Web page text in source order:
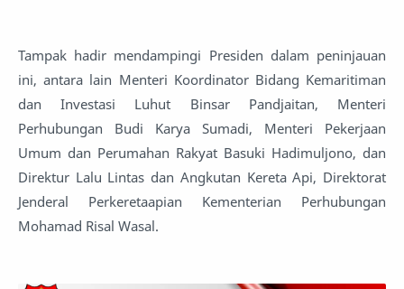
Tampak hadir mendampingi Presiden dalam peninjauan
ini, antara lain Menteri Koordinator Bidang Kemaritiman
dan Investasi Luhut Binsar Pandjaitan, Menteri
Perhubungan Budi Karya Sumadi, Menteri Pekerjaan
Umum dan Perumahan Rakyat Basuki Hadimuljono, dan
Direktur Lalu Lintas dan Angkutan Kereta Api, Direktorat
Jenderal Perkeretaapian Kementerian Perhubungan
Mohamad Risal Wasal.